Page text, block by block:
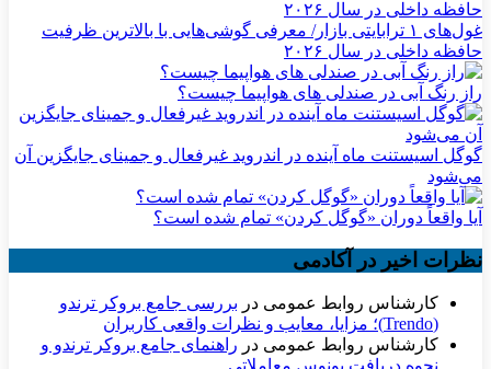
غول‌های ۱ ترابایتی بازار/ معرفی گوشی‌هایی با بالاترین ظرفیت
حافظه داخلی در سال ۲۰۲۶
راز رنگ آبی در صندلی های هواپیما چیست؟
گوگل اسیستنت ماه آینده در اندروید غیرفعال و جمینای جایگزین آن
می‌شود
آیا واقعاً دوران «گوگل کردن» تمام شده است؟
نظرات اخیر در آکادمی
کارشناس روابط عمومی در بررسی جامع بروکر ترندو
(Trendo)؛ مزایا، معایب و نظرات واقعی کاربران
کارشناس روابط عمومی در راهنمای جامع بروکر ترندو و